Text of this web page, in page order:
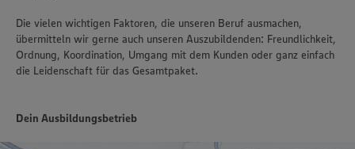
Die vielen wichtigen Faktoren, die unseren Beruf ausmachen,
übermitteln wir gerne auch unseren Auszubildenden: Freundlichkeit,
Ordnung, Koordination, Umgang mit dem Kunden oder ganz einfach
die Leidenschaft für das Gesamtpaket.
Dein Ausbildungsbetrieb